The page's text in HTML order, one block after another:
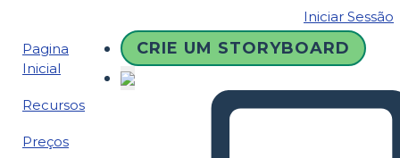
Iniciar Sessão
Pagina
Inicial
Recursos
Preços
CRIE UM STORYBOARD